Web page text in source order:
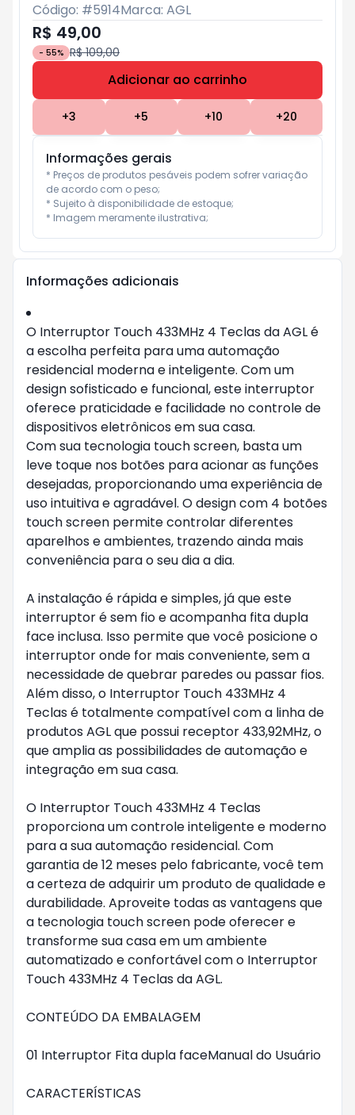
Código: #5914Marca: AGL
R$ 49,00
- 55% R$ 109,00
Adicionar ao carrinho
+3 +5 +10 +20
Informações gerais
* Preços de produtos pesáveis podem sofrer variação
de acordo com o peso;
* Sujeito à disponibilidade de estoque;
* Imagem meramente ilustrativa;
Informações adicionais
O Interruptor Touch 433MHz 4 Teclas da AGL é
a escolha perfeita para uma automação
residencial moderna e inteligente. Com um
design sofisticado e funcional, este interruptor
oferece praticidade e facilidade no controle de
dispositivos eletrônicos em sua casa.
Com sua tecnologia touch screen, basta um
leve toque nos botões para acionar as funções
desejadas, proporcionando uma experiência de
uso intuitiva e agradável. O design com 4 botões
touch screen permite controlar diferentes
aparelhos e ambientes, trazendo ainda mais
conveniência para o seu dia a dia.
A instalação é rápida e simples, já que este
interruptor é sem fio e acompanha fita dupla
face inclusa. Isso permite que você posicione o
interruptor onde for mais conveniente, sem a
necessidade de quebrar paredes ou passar fios.
Além disso, o Interruptor Touch 433MHz 4
Teclas é totalmente compatível com a linha de
produtos AGL que possui receptor 433,92MHz, o
que amplia as possibilidades de automação e
integração em sua casa.
O Interruptor Touch 433MHz 4 Teclas
proporciona um controle inteligente e moderno
para a sua automação residencial. Com
garantia de 12 meses pelo fabricante, você tem
a certeza de adquirir um produto de qualidade e
durabilidade. Aproveite todas as vantagens que
a tecnologia touch screen pode oferecer e
transforme sua casa em um ambiente
automatizado e confortável com o Interruptor
Touch 433MHz 4 Teclas da AGL.
CONTEÚDO DA EMBALAGEM
01 Interruptor Fita dupla faceManual do Usuário
CARACTERÍSTICAS